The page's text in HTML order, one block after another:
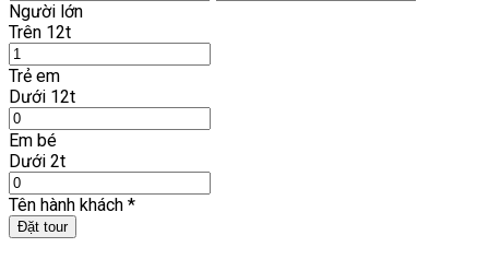
Người lớn
Trên 12t
Trẻ em
Dưới 12t
Em bé
Dưới 2t
Tên hành khách *
Đặt tour